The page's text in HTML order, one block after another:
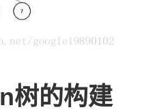
树的构建